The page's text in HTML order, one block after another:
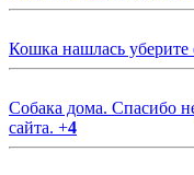
Кошка нашлась уберите
Собака дома. Спасибо
сайта. +4